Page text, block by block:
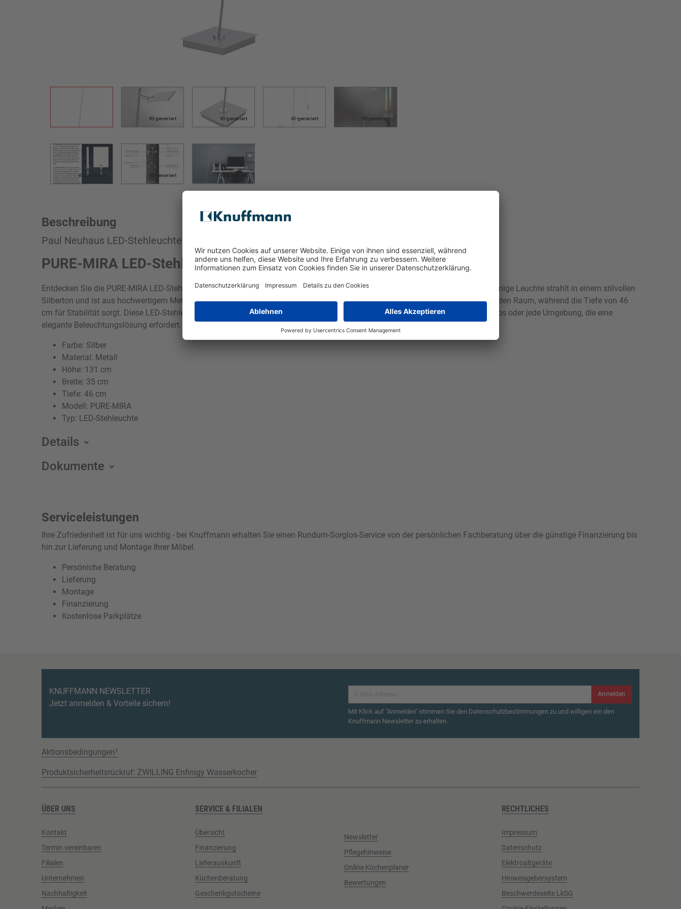
KI-generiert KI-generiert KI-generiert KI-generiert
KI-generiert KI-generiert KI-generiert
Beschreibung
Paul Neuhaus LED-Stehleuchte 1flg silberfarben
PURE-MIRA LED-Stehleuchte Silber
Entdecken Sie die PURE-MIRA LED-Stehleuchte, die Eleganz und Funktionalität in einem modernen Design vereint. Diese einflammige Leuchte strahlt in einem stilvollen
Silberton und ist aus hochwertigem Metall gefertigt. Mit einer Höhe von 131 cm und einer Breite von 35 cm passt sie perfekt in jeden Raum, während die Tiefe von 46
cm für Stabilität sorgt. Diese LED-Stehleuchte bringt nicht nur Licht, sondern auch Stil in Ihr Zuhause. Ideal für Wohnzimmer, Büros oder jede Umgebung, die eine
elegante Beleuchtungslösung erfordert. Erleben Sie die perfekte Kombination aus Ästhetik und Effizienz.
Farbe: Silber
Material: Metall
Höhe: 131 cm
Breite: 35 cm
Tiefe: 46 cm
Modell: PURE-MIRA
Typ: LED-Stehleuchte
Details
Dokumente
Serviceleistungen
Ihre Zufriedenheit ist für uns wichtig - bei Knuffmann erhalten Sie einen Rundum-Sorglos-Service von der persönlichen Fachberatung über die günstige Finanzierung bis
hin zur Lieferung und Montage Ihrer Möbel.
Persöniche Beratung
Lieferung
Montage
Finanzierung
Kostenlose Parkplätze
KNUFFMANN NEWSLETTER
Jetzt anmelden & Vorteile sichern!
Anmelden
Mit Klick auf "Anmelden" stimmen Sie den Datenschutzbestimmungen zu und willigen ein den
Knuffmann Newsletter zu erhalten.
Aktionsbedingungen¹
Produktsicherheitsrückruf: ZWILLING Enfinigy Wasserkocher
ÜBER UNS
Kontakt
Termin vereinbaren
Filialen
Unternehmen
Nachhaltigkeit
SERVICE & FILIALEN
Übersicht
Finanzierung
Lieferauskunft
Küchenberatung
Geschenkgutscheine
Newsletter
Pflegehinweise
Online Küchenplaner
Bewertungen
RECHTLICHES
Impressum
Datenschutz
Elektroaltgeräte
Hinweisgebersystem
Beschwerdeseite LkSG